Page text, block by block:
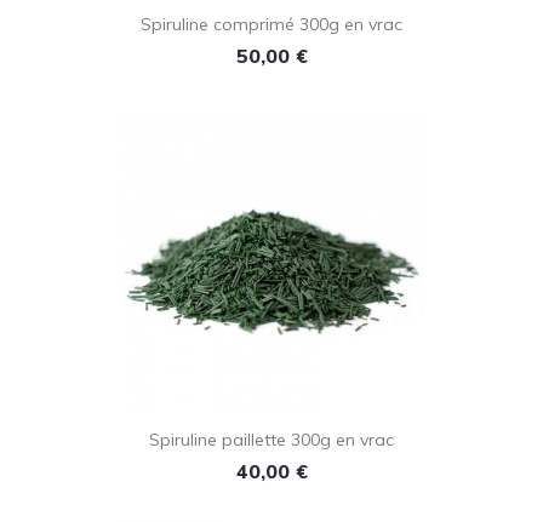
Spiruline comprimé 300g en vrac
Prix
50,00 €
Spiruline paillette 300g en vrac
Prix
40,00 €